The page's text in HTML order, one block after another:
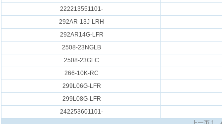
222213551101-
292AR-13J-LRH
292AR14G-LFR
2508-23NGLB
2508-23GLC
266-10K-RC
299L06G-LFR
299L08G-LFR
242253601101-